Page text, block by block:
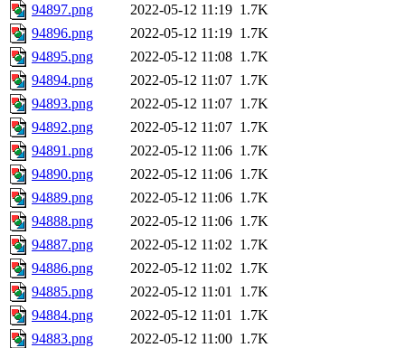
94897.png
2022-05-12 11:19 1.7K
94896.png
2022-05-12 11:19 1.7K
94895.png
2022-05-12 11:08 1.7K
94894.png
2022-05-12 11:07 1.7K
94893.png
2022-05-12 11:07 1.7K
94892.png
2022-05-12 11:07 1.7K
94891.png
2022-05-12 11:06 1.7K
94890.png
2022-05-12 11:06 1.7K
94889.png
2022-05-12 11:06 1.7K
94888.png
2022-05-12 11:06 1.7K
94887.png
2022-05-12 11:02 1.7K
94886.png
2022-05-12 11:02 1.7K
94885.png
2022-05-12 11:01 1.7K
94884.png
2022-05-12 11:01 1.7K
94883.png
2022-05-12 11:00 1.7K